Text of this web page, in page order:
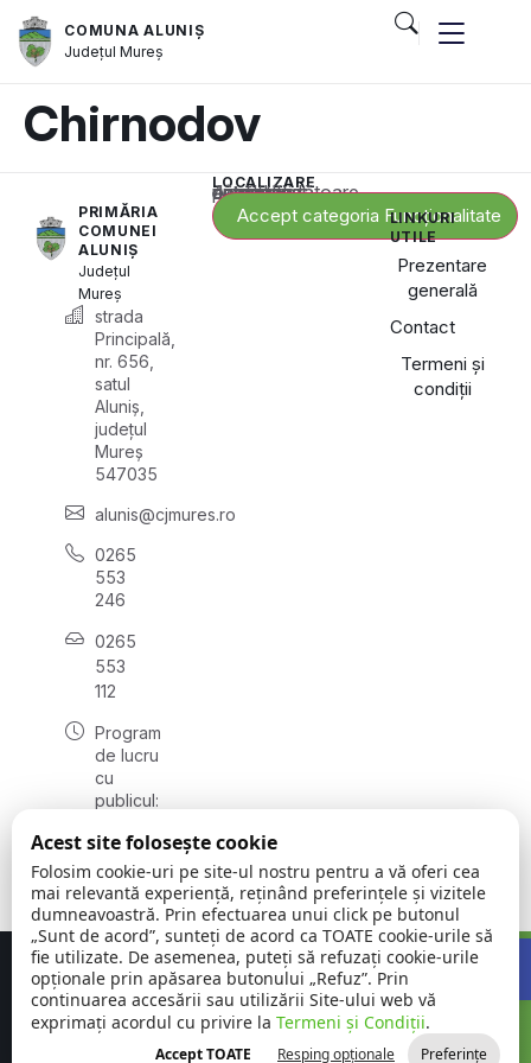
COMUNA ALUNIȘ
JudețulMureș
Chirnodov
PRIMĂRIA
COMUNEI
ALUNIȘ
Județul
Mureș
strada
Principală,
nr. 656,
satul
Aluniș,
județul
Mureș
547035
alunis@cjmures.ro
0265
553
246
0265
553
112
Program
de lucru
cu
publicul:
vineri
08:00 -
16:00
LOCALIZARE
Acest conținut este blocat până când acceptați categoria corespunzătoare de cookie-uri.
Accept categoria Funcționalitate
LINKURI
UTILE
Prezentare
generală
Contact
Termeni și
condiții
Comuna Aluniș
| Județul
©
2026
Toate
drepturile
Concept realizat deBig Media Relații Publice SRL
Acest site folosește cookie
Folosim cookie-uri pe site-ul nostru pentru a vă oferi cea
mai relevantă experiență, reținând preferințele și vizitele
dumneavoastră. Prin efectuarea unui click pe butonul
„Sunt de acord”, sunteți de acord ca TOATE cookie-urile să
fie utilizate. De asemenea, puteți să refuzați cookie-urile
opționale prin apăsarea butonului „Refuz”. Prin
continuarea accesării sau utilizării Site-ului web vă
exprimați acordul cu privire la Termeni și Condiții.
Accept TOATE Resping opționale Preferințe